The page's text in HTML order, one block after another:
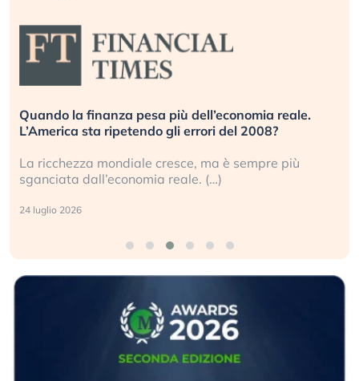
Quando la finanza pesa più dell’economia reale.
L’America sta ripetendo gli errori del 2008?
La ricchezza mondiale cresce, ma è sempre più
sganciata dall’economia reale. (…)
24 luglio 2026